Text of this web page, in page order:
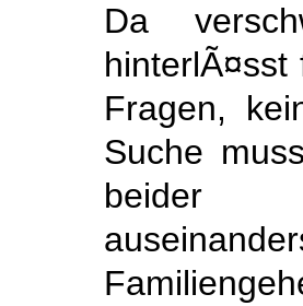
Da
Fragen,
Suche
beider